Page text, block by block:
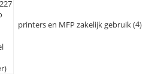
printers en MFP zakelijk gebruik 4